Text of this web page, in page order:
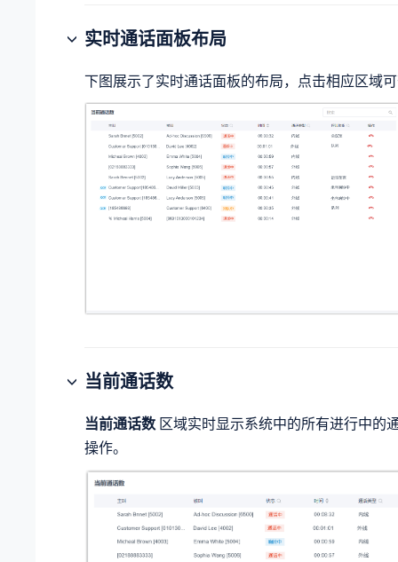
实时通话面板布局
下图展示了实时通话面板的布局，点击相应区域
当前通话数
当前通话数 区域实时显示系统中的所有进行中的
操作。